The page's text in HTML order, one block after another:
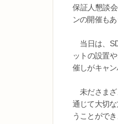
保証人懇談
ンの開催も
当日は、
ットの設置
催しがキャン
未ださまざ
通じて大切
うことができ